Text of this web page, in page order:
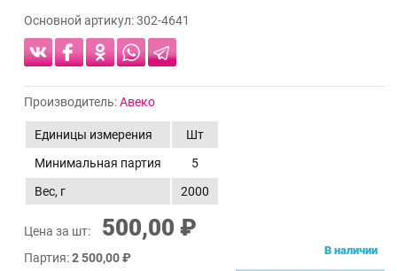
Основной артикул:302-4641
Производитель:Авеко
Единицы измерения
Шт
Минимальная партия
5
Вес, г
2000
Цена за шт: 500,00 ₽
Партия:2 500,00 ₽
В наличии